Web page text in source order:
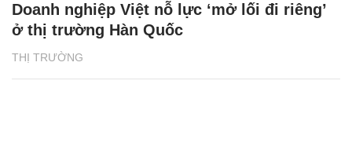
THỊ TRƯỜNG
Doanh nghiệp Việt nỗ lực ‘mở lối đi riêng’
ở thị trường Hàn Quốc